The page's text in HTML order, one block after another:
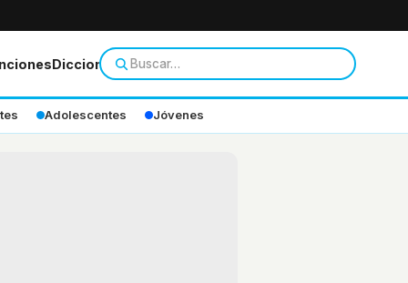
Diccionario
Adolescentes Jóvenes